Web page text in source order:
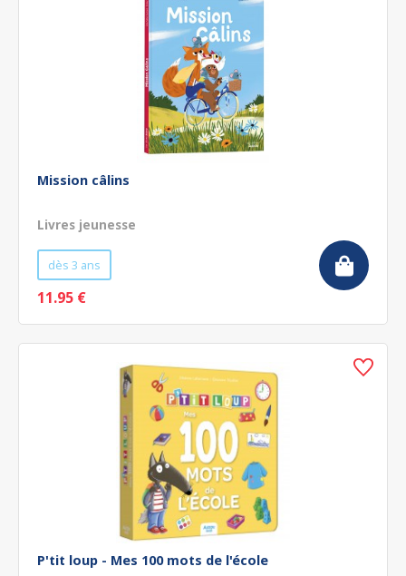
Mission câlins
Livres jeunesse
dès 3 ans
11.95 €
P'tit loup - Mes 100 mots de l'école